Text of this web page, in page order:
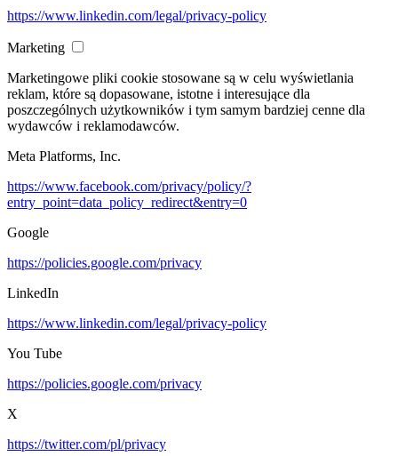
https://www.linkedin.com/legal/privacy-policy
Marketing
Marketingowe pliki cookie stosowane są w celu wyświetlania
reklam, które są dopasowane, istotne i interesujące dla
poszczególnych użytkowników i tym samym bardziej cenne dla
wydawców i reklamodawców.
Meta Platforms, Inc.
https://www.facebook.com/privacy/policy/?
entry_point=data_policy_redirect&entry=0
Google
https://policies.google.com/privacy
LinkedIn
https://www.linkedin.com/legal/privacy-policy
You Tube
https://policies.google.com/privacy
X
https://twitter.com/pl/privacy